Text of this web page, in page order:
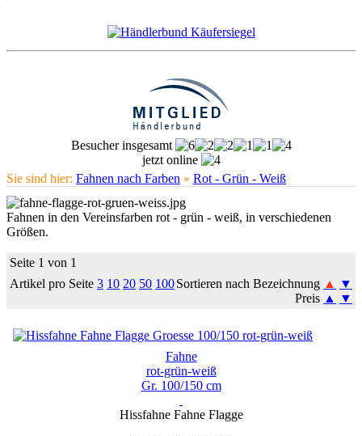
Besucher insgesamt
jetzt online
Sie sind hier: Fahnen nach Farben » Rot - Grün - Weiß
Fahnen in den Vereinsfarben rot - grün - weiß, in verschiedenen
Größen.
Seite 1 von 1
Artikel pro Seite 3 10 20 50 100Sortieren nach Bezeichnung ▲
▼
Preis ▲ ▼
Fahne
rot-grün-weiß
Gr. 100/150 cm
Hissfahne Fahne Flagge